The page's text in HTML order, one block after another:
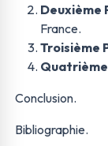
Deuxième
France.
Troisième
Conclusion.
Bibliographie.